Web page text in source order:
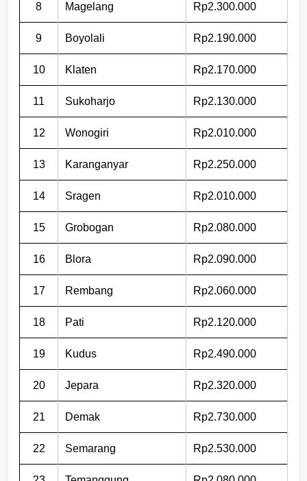
8 Magelang Rp2.300.000
9 Boyolali Rp2.190.000
10 Klaten Rp2.170.000
11 Sukoharjo Rp2.130.000
12 Wonogiri Rp2.010.000
13 Karanganyar Rp2.250.000
14 Sragen Rp2.010.000
15 Grobogan Rp2.080.000
16 Blora Rp2.090.000
17 Rembang Rp2.060.000
18 Pati Rp2.120.000
19 Kudus Rp2.490.000
20 Jepara Rp2.320.000
21 Demak Rp2.730.000
22 Semarang Rp2.530.000